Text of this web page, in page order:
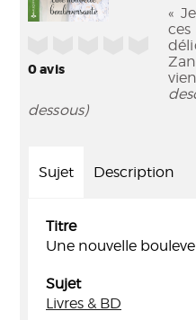
0avis
«
dessous)
Sujet Description
Titre
Une nouvelle
Sujet
Livres & BD